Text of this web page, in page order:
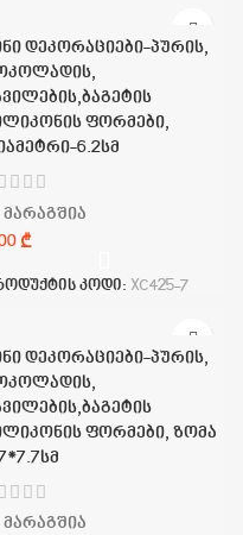
დეკორაციები-პურის,
ფორმები,
6.2სმ
მარაგშია
₾
კოდი: XC425-7
დეკორაციები-პურის,
ფორმები, ზომა
მარაგშია